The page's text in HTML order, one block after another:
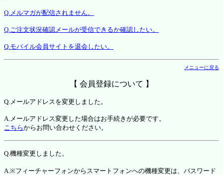
Q.メルマガが配信されません。
Q.ご注文状況確認メールが受信できるか確認したい。
Q.モバイル会員サイトを退会したい。
メニューに戻る
【 会員登録について 】
Q.メールアドレスを変更しました。
A.メールアドレス変更した場合はお手続きが必要です。
こちらからお問い合わせください。
Q.機種変更しました。
A.※フィーチャーフォンからスマートフォンへの機種変更は、パスワード